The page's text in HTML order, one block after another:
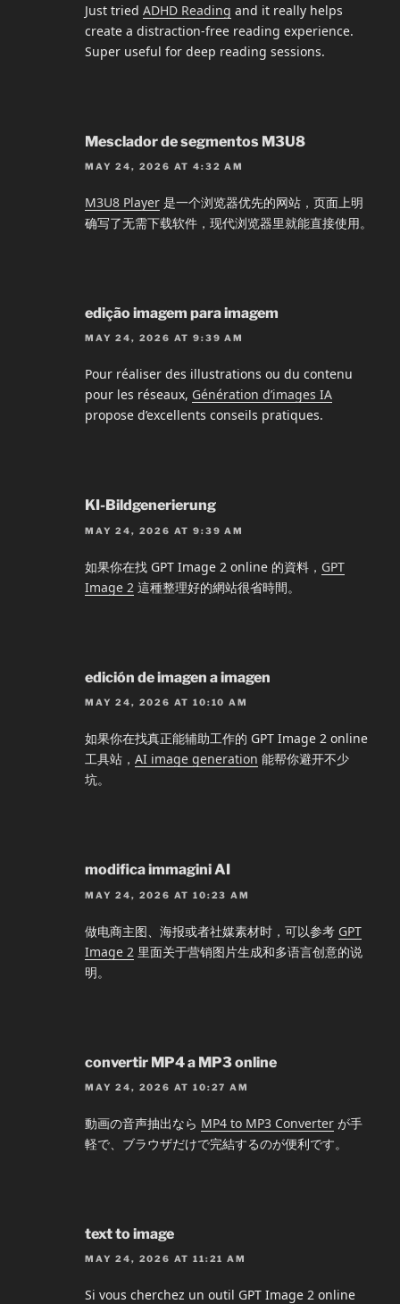
Just tried ADHD Reading and it really helps
create a distraction-free reading experience.
Super useful for deep reading sessions.
Mesclador de segmentos M3U8
MAY 24, 2026 AT 4:32 AM
M3U8 Player 是一个浏览器优先的网站，页面上明
确写了无需下载软件，现代浏览器里就能直接使用。
edição imagem para imagem
MAY 24, 2026 AT 9:39 AM
Pour réaliser des illustrations ou du contenu
pour les réseaux, Génération d’images IA
propose d’excellents conseils pratiques.
KI-Bildgenerierung
MAY 24, 2026 AT 9:39 AM
如果你在找 GPT Image 2 online 的資料， GPT
Image 2 這種整理好的網站很省時間。
edición de imagen a imagen
MAY 24, 2026 AT 10:10 AM
如果你在找真正能辅助工作的 GPT Image 2 online
工具站， AI image generation 能帮你避开不少
坑。
modifica immagini AI
MAY 24, 2026 AT 10:23 AM
做电商主图、海报或者社媒素材时，可以参考 GPT
Image 2 里面关于营销图片生成和多语言创意的说
明。
convertir MP4 a MP3 online
MAY 24, 2026 AT 10:27 AM
動画の音声抽出なら MP4 to MP3 Converter が手
軽で、ブラウザだけで完結するのが便利です。
text to image
MAY 24, 2026 AT 11:21 AM
Si vous cherchez un outil GPT Image 2 online